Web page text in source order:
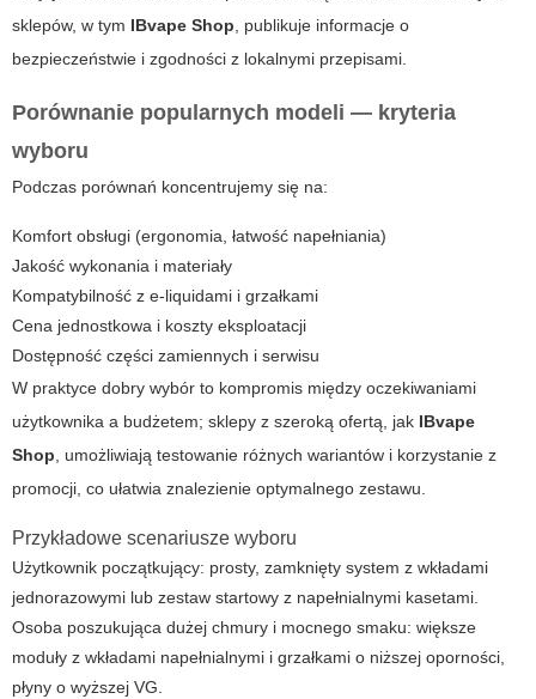
sklepów, w tym IBvape Shop, publikuje informacje o
bezpieczeństwie i zgodności z lokalnymi przepisami.
Porównanie popularnych modeli — kryteria
wyboru
Podczas porównań koncentrujemy się na:
Komfort obsługi (ergonomia, łatwość napełniania)
Jakość wykonania i materiały
Kompatybilność z e-liquidami i grzałkami
Cena jednostkowa i koszty eksploatacji
Dostępność części zamiennych i serwisu
W praktyce dobry wybór to kompromis między oczekiwaniami
użytkownika a budżetem; sklepy z szeroką ofertą, jak IBvape
Shop, umożliwiają testowanie różnych wariantów i korzystanie z
promocji, co ułatwia znalezienie optymalnego zestawu.
Przykładowe scenariusze wyboru
Użytkownik początkujący: prosty, zamknięty system z wkładami
jednorazowymi lub zestaw startowy z napełnialnymi kasetami.
Osoba poszukująca dużej chmury i mocnego smaku: większe
moduły z wkładami napełnialnymi i grzałkami o niższej oporności,
płyny o wyższej VG.